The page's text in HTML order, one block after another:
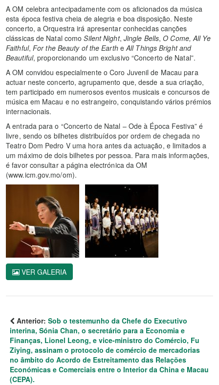
A OM celebra antecipadamente com os aficionados da música
esta época festiva cheia de alegria e boa disposição. Neste
concerto, a Orquestra irá apresentar conhecidas canções
clássicas de Natal comoSilent Night, Jingle Bells,O Come, All Ye
Faithful,For the Beauty of the EartheAll Things Bright and
Beautiful, proporcionando um exclusivo “Concerto de Natal”.
A OM convidou especialmente o Coro Juvenil de Macau para
actuar neste concerto, agrupamento que, desde a sua criação,
tem participado em numerosos eventos musicais e concursos de
música em Macau e no estrangeiro, conquistando vários prémios
internacionais.
A entrada para o “Concerto de Natal – Ode à Época Festiva” é
livre, sendo os bilhetes distribuídos por ordem de chegada no
Teatro Dom Pedro V uma hora antes da actuação, e limitados a
um máximo de dois bilhetes por pessoa. Para mais informações,
é favor consultar a página electrónica da OM
(www.icm.gov.mo/om).
VER GALERIA
Anterior: Sob o testemunho da Chefe do Executivo
interina, Sónia Chan, o secretário para a Economia e
Finanças, Lionel Leong, e vice-ministro do Comércio, Fu
Ziying, assinam o protocolo de comércio de mercadorias
no âmbito do Acordo de Estreitamento das Relações
Económicas e Comerciais entre o Interior da China e Macau
(CEPA).